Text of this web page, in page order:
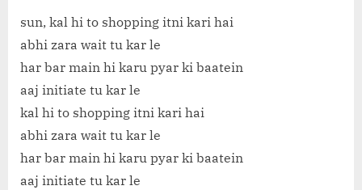
sun, kal hi to shopping itni kari hai
abhi zara wait tu kar le
har bar main hi karu pyar ki baatein
aaj initiate tu kar le
kal hi to shopping itni kari hai
abhi zara wait tu kar le
har bar main hi karu pyar ki baatein
aaj initiate tu kar le